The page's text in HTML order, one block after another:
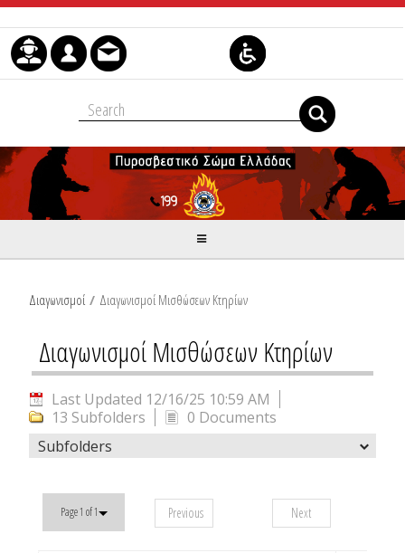
Skip to Content
Διαγωνισμοί / Διαγωνισμοί Μισθώσεων Κτηρίων
Διαγωνισμοί Μισθώσεων Κτηρίων
Last Updated 12/16/25 10:59 AM
13 Subfolders
0 Documents
Subfolders
Page 1 of 1 Previous Next